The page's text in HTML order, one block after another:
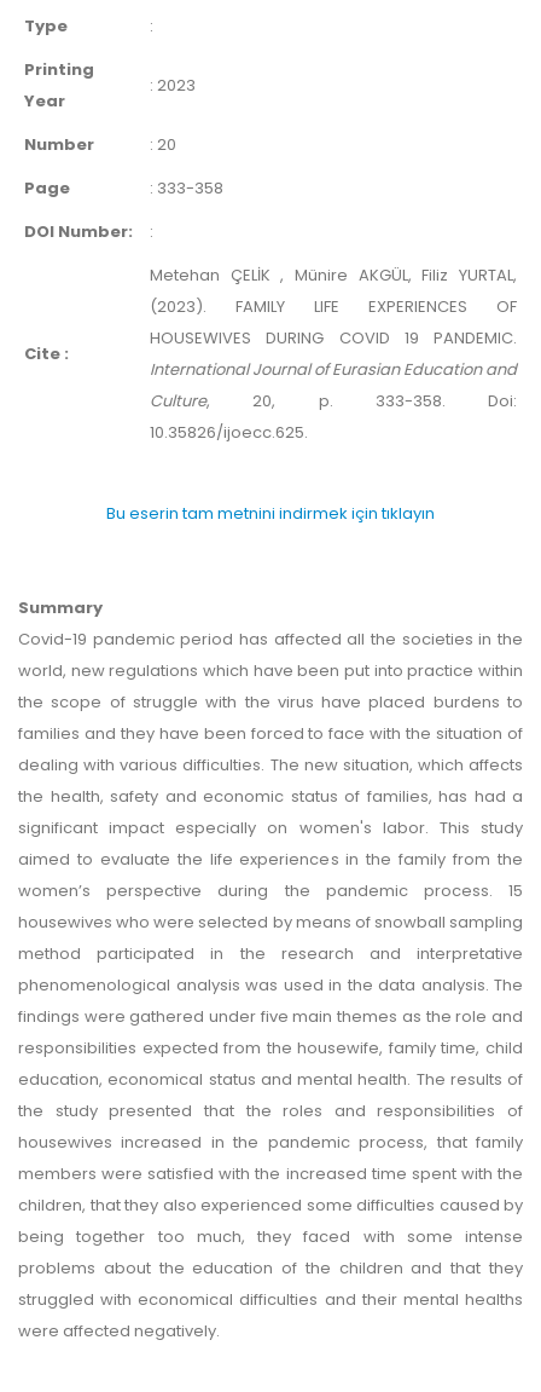
Type
:
Printing
Year
: 2023
Number : 20
Page
: 333-358
DOI Number:
:
Cite :
Metehan ÇELİK , Münire AKGÜL, Filiz YURTAL,
(2023). FAMILY LIFE EXPERIENCES OF
HOUSEWIVES DURING COVID 19 PANDEMIC.
International Journal of Eurasian Education and
Culture, 20, p. 333-358. Doi:
10.35826/ijoecc.625.
Bu eserin tam metnini indirmek için tıklayın
Summary
Covid-19 pandemic period has affected all the societies in the
world, new regulations which have been put into practice within
the scope of struggle with the virus have placed burdens to
families and they have been forced to face with the situation of
dealing with various difficulties. The new situation, which affects
the health, safety and economic status of families, has had a
significant impact especially on women's labor. This study
aimed to evaluate the life experiences in the family from the
women’s perspective during the pandemic process. 15
housewives who were selected by means of snowball sampling
method participated in the research and interpretative
phenomenological analysis was used in the data analysis. The
findings were gathered under five main themes as the role and
responsibilities expected from the housewife, family time, child
education, economical status and mental health. The results of
the study presented that the roles and responsibilities of
housewives increased in the pandemic process, that family
members were satisfied with the increased time spent with the
children, that they also experienced some difficulties caused by
being together too much, they faced with some intense
problems about the education of the children and that they
struggled with economical difficulties and their mental healths
were affected negatively.